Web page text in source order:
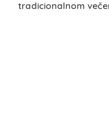
tradicionalnom